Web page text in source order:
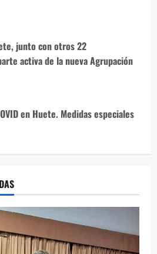
junto con otros 22
activa de la nueva Agrupación
en Huete. Medidas especiales